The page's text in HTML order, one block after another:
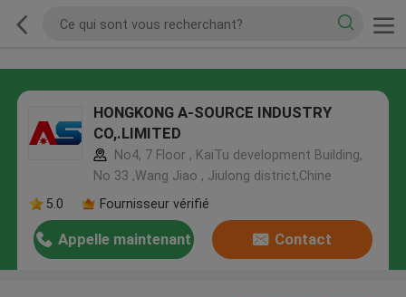
HONGKONG A-SOURCE INDUSTRY
CO,.LIMITED
No4, 7 Floor , KaiTu development Building,
No 33 ,Wang Jiao , Jiulong district,Chine
5.0
Fournisseur vérifié
Appelle maintenant Contact